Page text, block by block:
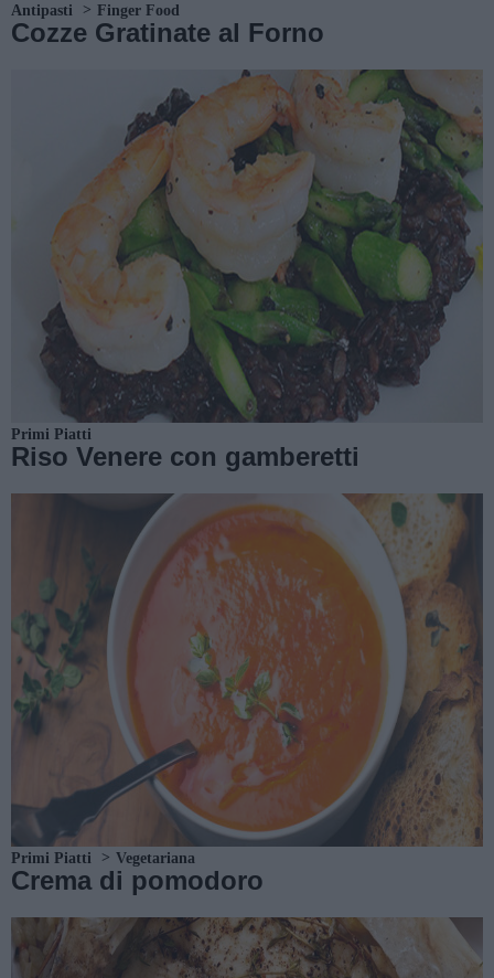
Antipasti Finger Food
Cozze Gratinate al Forno
Primi Piatti
Riso Venere con gamberetti
Primi Piatti Vegetariana
Crema di pomodoro